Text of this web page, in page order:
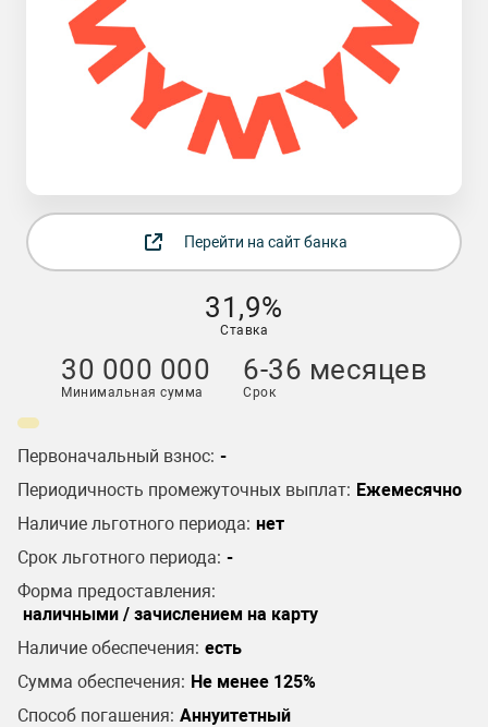
Перейти на сайт банка
31,9%
Ставка
30 000 000
Минимальная сумма
6-36 месяцев
Срок
Первоначальный взнос: -
Периодичность промежуточных выплат: Ежемесячно
Наличие льготного периода: нет
Срок льготного периода: -
Форма предоставления:
наличными / зачислением на карту
Наличие обеспечения: есть
Сумма обеспечения: Не менее 125%
Способ погашения: Аннуитетный